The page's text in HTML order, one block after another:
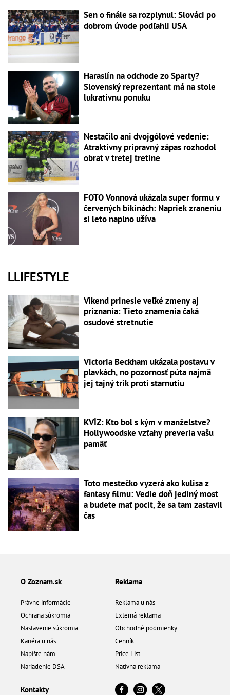
Sen o finále sa rozplynul: Slováci po
dobrom úvode podľahli USA
Haraslín na odchode zo Sparty?
Slovenský reprezentant má na stole
lukratívnu ponuku
Nestačilo ani dvojgólové vedenie:
Atraktívny prípravný zápas rozhodol
obrat v tretej tretine
FOTO Vonnová ukázala super formu v
červených bikinách: Napriek zraneniu
si leto naplno užíva
LLIFESTYLE
Víkend prinesie veľké zmeny aj
priznania: Tieto znamenia čaká
osudové stretnutie
Victoria Beckham ukázala postavu v
plavkách, no pozornosť púta najmä
jej tajný trik proti starnutiu
KVÍZ: Kto bol s kým v manželstve?
Hollywoodske vzťahy preveria vašu
pamäť
Toto mestečko vyzerá ako kulisa z
fantasy filmu: Vedie doň jediný most
a budete mať pocit, že sa tam zastavil
čas
O Zoznam.sk
Právne informácie
Ochrana súkromia
Nastavenie súkromia
Kariéra u nás
Napíšte nám
Nariadenie DSA
Reklama
Reklama u nás
Externá reklama
Obchodné podmienky
Cenník
Price List
Natívna reklama
Kontakty